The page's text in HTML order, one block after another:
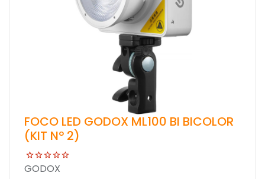
FOCO LED GODOX ML100 BI BICOLOR
(KIT Nº 2)
GODOX